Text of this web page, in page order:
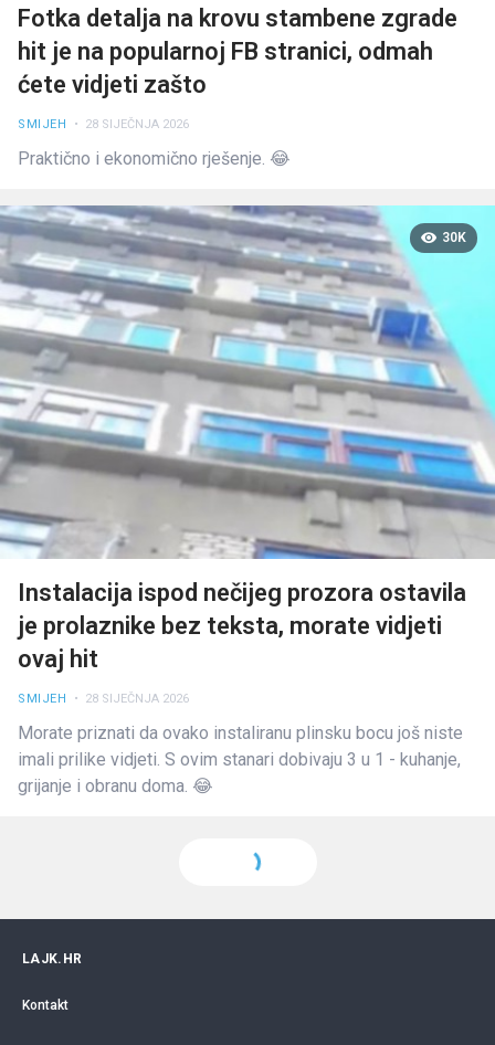
Fotka detalja na krovu stambene zgrade
hit je na popularnoj FB stranici, odmah
ćete vidjeti zašto
SMIJEH • 28 SIJEČNJA 2026
Praktično i ekonomično rješenje. 😂
30K
Instalacija ispod nečijeg prozora ostavila
je prolaznike bez teksta, morate vidjeti
ovaj hit
SMIJEH • 28 SIJEČNJA 2026
Morate priznati da ovako instaliranu plinsku bocu još niste
imali prilike vidjeti. S ovim stanari dobivaju 3 u 1 - kuhanje,
grijanje i obranu doma. 😂
LAJK.HR
Kontakt